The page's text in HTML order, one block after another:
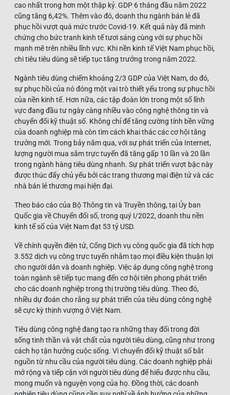
cao nhất trong hơn một thập kỷ. GDP 6 tháng đầu năm 2022
cũng tăng 6,42%. Thêm vào đó, doanh thu ngành bán lẻ đã
phục hồi vượt quá mức trước Covid-19. Kết quả này đã minh
chứng cho bức tranh kinh tế tươi sáng cùng với sự phục hồi
mạnh mẽ trên nhiều lĩnh vực. Khi nền kinh tế Việt Nam phục hồi,
chi tiêu tiêu dùng sẽ tiếp tục tăng trưởng trong năm 2022.
Ngành tiêu dùng chiếm khoảng 2/3 GDP của Việt Nam, do đó,
sự phục hồi của nó đóng một vai trò thiết yếu trong sự phục hồi
của nền kinh tế. Hơn nữa, các tập đoàn lớn trong một số lĩnh
vực đang đầu tư ngày càng nhiều vào công nghệ thông tin và
chuyển đổi kỹ thuật số. Không chỉ để tăng cường tính bền vững
của doanh nghiệp mà còn tìm cách khai thác các cơ hội tăng
trưởng mới. Trong bảy năm qua, với sự phát triển của Internet,
lượng người mua sắm trực tuyến đã tăng gấp 10 lần và 20 lần
trong ngành hàng tiêu dùng nhanh. Sự phát triển vượt bậc này
được thúc đẩy chủ yếu bởi các trang thương mại điện tử và các
nhà bán lẻ thương mại hiện đại.
Theo báo cáo của Bộ Thông tin và Truyền thông, tại Ủy ban
Quốc gia về Chuyển đổi số, trong quý I/2022, doanh thu nền
kinh tế số của Việt Nam đạt 53 tỷ USD.
Về chính quyền điện tử, Cổng Dịch vụ công quốc gia đã tích hợp
3.552 dịch vụ công trực tuyến nhằm tạo mọi điều kiện thuận lợi
cho người dân và doanh nghiệp. Việc áp dụng công nghệ trong
toàn ngành sẽ tiếp tục mang đến cơ hội tiên phong phát triển
cho các doanh nghiệp trong thị trường tiêu dùng. Theo đó,
nhiều dự đoán cho rằng sự phát triển của tiêu dùng công nghệ
sẽ cực kỳ thịnh vượng ở Việt Nam.
Tiêu dùng công nghệ đang tạo ra những thay đổi trong đời
sống tinh thần và vật chất của người tiêu dùng, cũng như trong
cách họ tận hưởng cuộc sống. Vì chuyển đổi kỹ thuật số bắt
nguồn từ nhu cầu của người tiêu dùng. Các doanh nghiệp phải
mở rộng và tiếp cận với người tiêu dùng để hiểu được nhu cầu,
mong muốn và nguyện vọng của họ. Đồng thời, các doanh